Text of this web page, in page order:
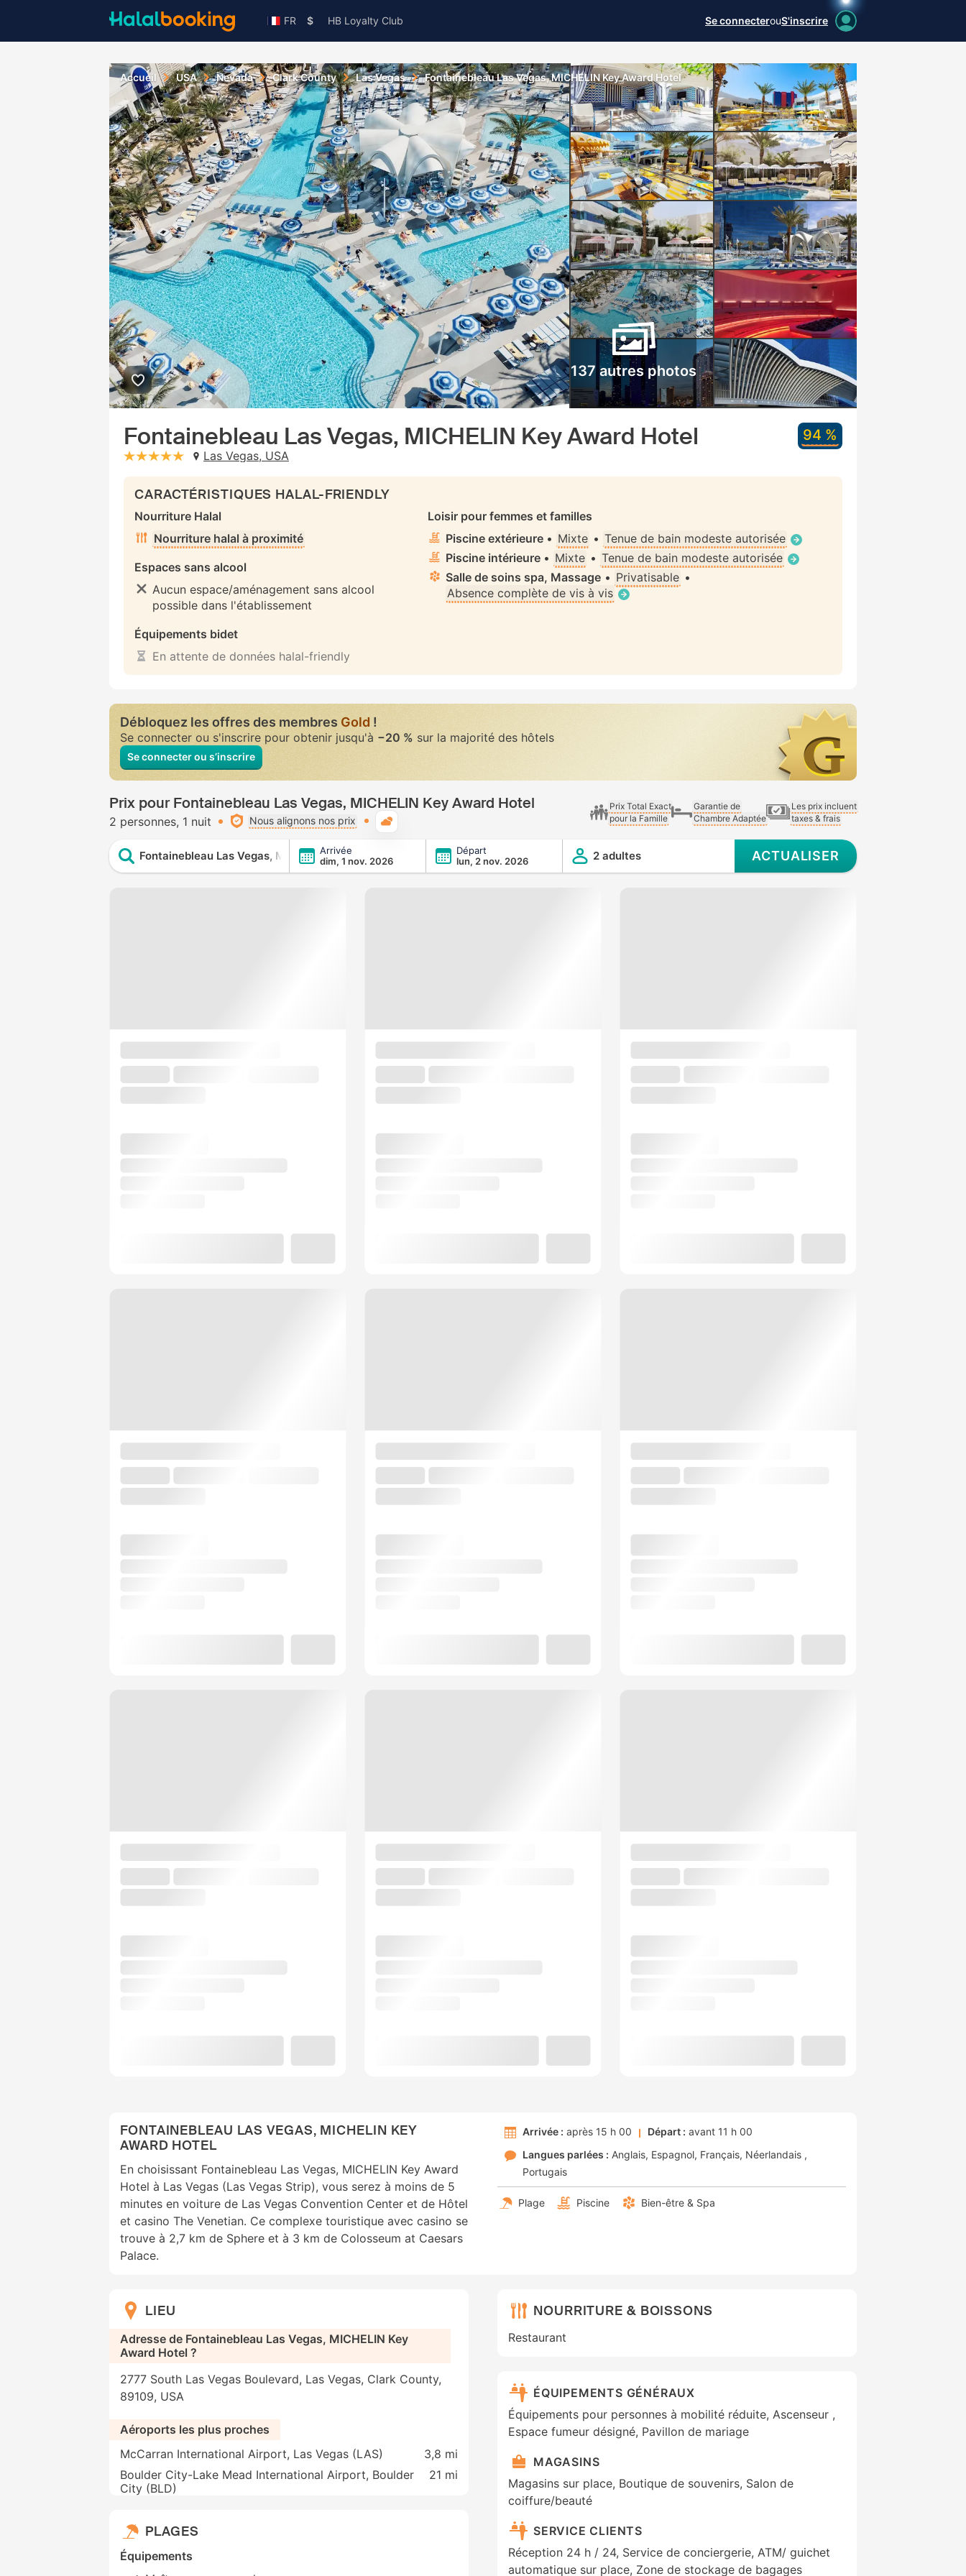
FR $ HB Loyalty Club Se connecterouS'inscrire
Accueil USA Nevada Clark County Las Vegas Fontainebleau Las Vegas, MICHELIN Key Award Hotel
137 autres photos
Fontainebleau Las Vegas, MICHELIN Key Award Hotel
stars: 5Las Vegas, USA
94 %
CARACTÉRISTIQUES HALAL-FRIENDLY
Nourriture Halal
Nourriture halal à proximité
Espaces sans alcool
Aucun espace/aménagement sans alcool
possible dans l'établissement
Équipements bidet
En attente de données halal-friendly
Loisir pour femmes et familles
Piscine extérieure • Mixte • Tenue de bain modeste autorisée
Piscine intérieure • Mixte • Tenue de bain modeste autorisée
Salle de soins spa, Massage • Privatisable •
Absence complète de vis à vis
Débloquez les offres des membres Gold!
Se connecter ou s'inscrire pour obtenir jusqu'à −20 % sur la majorité des hôtels
Se connecter ou s’inscrire
Prix pour Fontainebleau Las Vegas, MICHELIN Key Award Hotel
2 personnes 1 nuit Nous alignons nos prix
Prix Total Exact
pour la Famille
Garantie de
Chambre Adaptée
Les prix incluent
taxes & frais
Fontainebleau Las Vegas, MICHELIN Key Award Hotel
Arrivée
dim, 1 nov. 2026
Départ
lun, 2 nov. 2026
2 adultes ACTUALISER
FONTAINEBLEAU LAS VEGAS, MICHELIN KEY
AWARD HOTEL
En choisissant Fontainebleau Las Vegas, MICHELIN Key Award
Hotel à Las Vegas (Las Vegas Strip), vous serez à moins de 5
minutes en voiture de Las Vegas Convention Center et de Hôtel
et casino The Venetian. Ce complexe touristique avec casino se
trouve à 2,7 km de Sphere et à 3 km de Colosseum at Caesars
Palace.
Arrivée : après 15 h 00 Départ : avant 11 h 00
Langues parlées : Anglais Espagnol Français Néerlandais
Portugais
Plage Piscine Bien-être & Spa
LIEU
Adresse de Fontainebleau Las Vegas, MICHELIN Key
Award Hotel ?
2777 South Las Vegas Boulevard, Las Vegas, Clark County,
89109, USA
Aéroports les plus proches
McCarran International Airport, Las Vegas (LAS)
3,8 mi
Boulder City-Lake Mead International Airport, Boulder
City (BLD)
21 mi
PLAGES
Équipements
NOURRITURE & BOISSONS
Restaurant
ÉQUIPEMENTS GÉNÉRAUX
Équipements pour personnes à mobilité réduite, Ascenseur ,
Espace fumeur désigné, Pavillon de mariage
MAGASINS
Magasins sur place, Boutique de souvenirs, Salon de
coiffure/beauté
SERVICE CLIENTS
Réception 24 h / 24, Service de conciergerie, ATM/ guichet
automatique sur place, Zone de stockage de bagages